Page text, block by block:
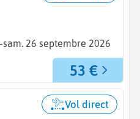
sam. 26 septembre 2026
53 €
Vol direct